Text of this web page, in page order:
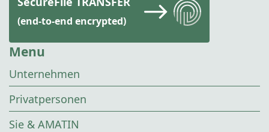
(end-to-end encrypted)
Menu
Unternehmen
Privatpersonen
Sie & AMATIN